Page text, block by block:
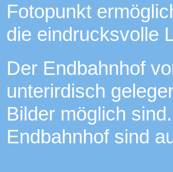
Fotopunkt
die eindrucksvolle
Der Endbahnhof
unterirdisch
Bilder möglich
Endbahnhof sind